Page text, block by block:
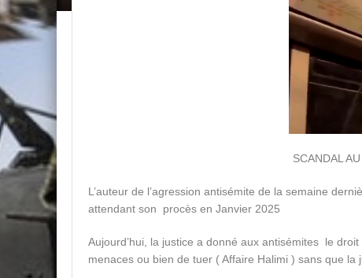
SCANDAL
L’auteur de l’agression antisémite de la semaine
attendant son procès en Janvier 2025
Aujourd’hui, la justice a donné aux antisémites le
menaces ou bien de tuer ( Affaire Halimi ) sans que la